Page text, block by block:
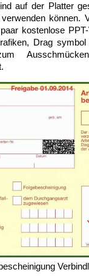
auf der Platter
können.
kostenlose
Drag